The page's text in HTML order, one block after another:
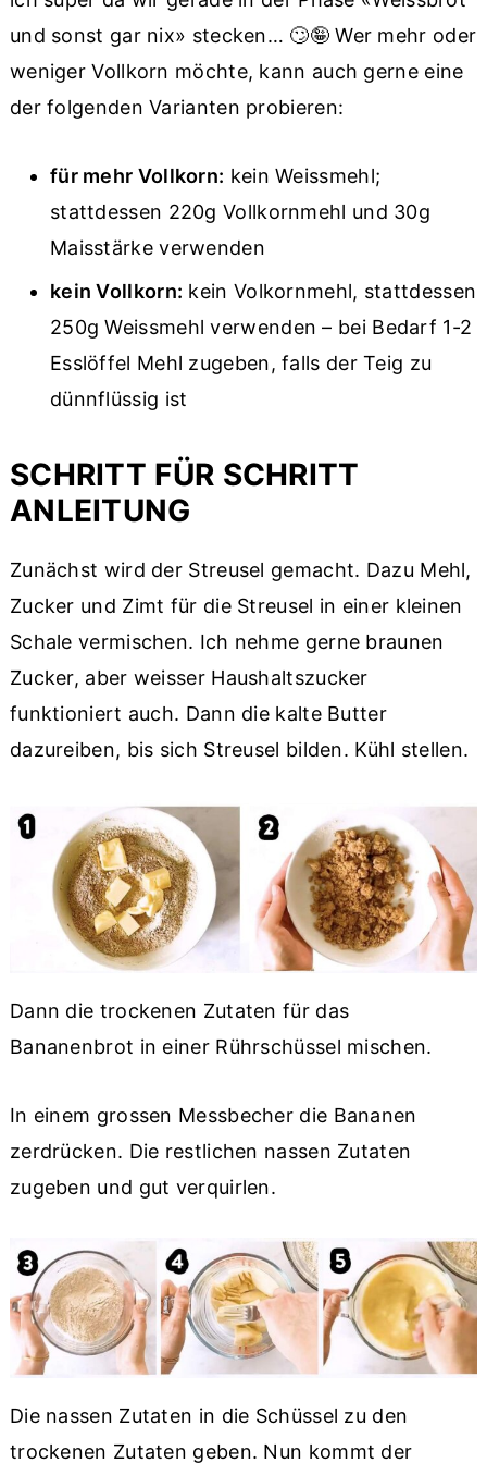
und sonst gar nix» stecken… 🙄🤪 Wer mehr oder
weniger Vollkorn möchte, kann auch gerne eine
der folgenden Varianten probieren:
für mehr Vollkorn: kein Weissmehl;
stattdessen 220g Vollkornmehl und 30g
Maisstärke verwenden
kein Vollkorn: kein Volkornmehl, stattdessen
250g Weissmehl verwenden – bei Bedarf 1-2
Esslöffel Mehl zugeben, falls der Teig zu
dünnflüssig ist
SCHRITT FÜR SCHRITT
ANLEITUNG
Zunächst wird der Streusel gemacht. Dazu Mehl,
Zucker und Zimt für die Streusel in einer kleinen
Schale vermischen. Ich nehme gerne braunen
Zucker, aber weisser Haushaltszucker
funktioniert auch. Dann die kalte Butter
dazureiben, bis sich Streusel bilden. Kühl stellen.
Dann die trockenen Zutaten für das
Bananenbrot in einer Rührschüssel mischen.
In einem grossen Messbecher die Bananen
zerdrücken. Die restlichen nassen Zutaten
zugeben und gut verquirlen.
Die nassen Zutaten in die Schüssel zu den
trockenen Zutaten geben. Nun kommt der